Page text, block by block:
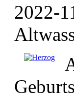
2022-